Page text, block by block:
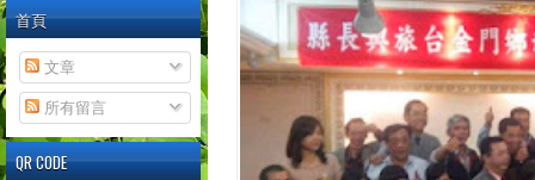
首頁
文章
所有留言
QR CODE